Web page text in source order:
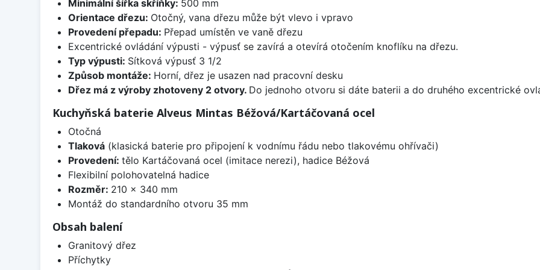
Minimální šířka skříňky: 500 mm
Orientace dřezu: Otočný, vana dřezu může být vlevo i vpravo
Provedení přepadu: Přepad umístěn ve vaně dřezu
Excentrické ovládání výpusti - výpusť se zavírá a otevírá otočením knoflíku na dřezu.
Typ výpusti: Sítková výpusť 3 1/2
Způsob montáže: Horní, dřez je usazen nad pracovní desku
Dřez má z výroby zhotoveny 2 otvory. Do jednoho otvoru si dáte baterii a do druhého excentrické
Kuchyňská baterie Alveus Mintas Béžová/Kartáčovaná ocel
Otočná
Tlaková(klasická baterie pro připojení k vodnímu řádu nebo tlakovému ohřívači)
Provedení: tělo Kartáčovaná ocel (imitace nerezi), hadice Béžová
Flexibilní polohovatelná hadice
Rozměr: 210 x 340 mm
Montáž do standardního otvoru 35 mm
Obsah balení
Granitový dřez
Příchytky